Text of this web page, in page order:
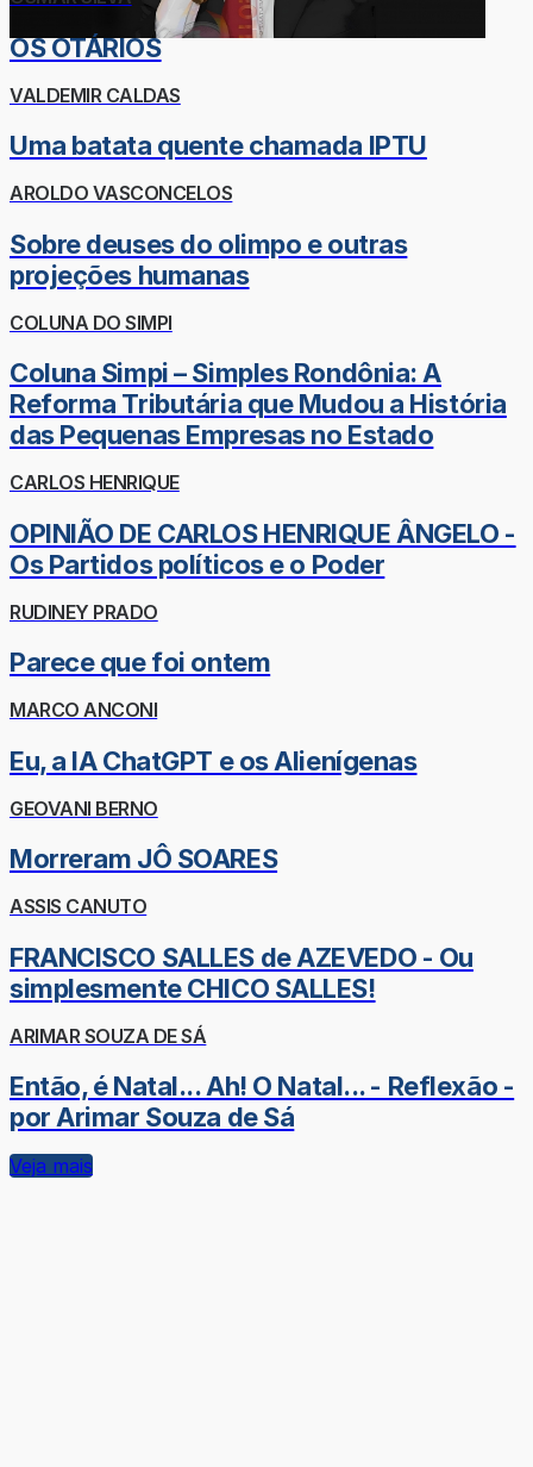
OS OTÁRIOS
VALDEMIR CALDAS
Uma batata quente chamada IPTU
AROLDO VASCONCELOS
Sobre deuses do olimpo e outras
projeções humanas
COLUNA DO SIMPI
Coluna Simpi – Simples Rondônia: A
Reforma Tributária que Mudou a História
das Pequenas Empresas no Estado
CARLOS HENRIQUE
OPINIÃO DE CARLOS HENRIQUE ÂNGELO -
Os Partidos políticos e o Poder
RUDINEY PRADO
Parece que foi ontem
MARCO ANCONI
Eu, a IA ChatGPT e os Alienígenas
GEOVANI BERNO
Morreram JÔ SOARES
ASSIS CANUTO
FRANCISCO SALLES de AZEVEDO - Ou
simplesmente CHICO SALLES!
ARIMAR SOUZA DE SÁ
Então, é Natal... Ah! O Natal... - Reflexão -
por Arimar Souza de Sá
Veja mais